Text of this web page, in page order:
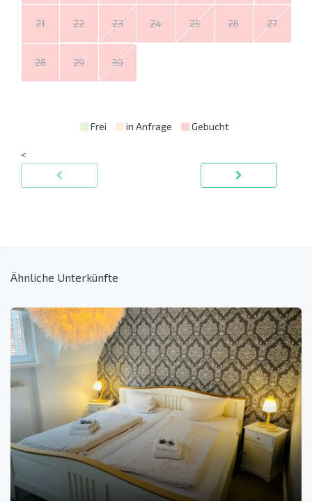
21 22 23 24 25 26 27
28 29 30
Frei in Anfrage Gebucht
<
Ähnliche Unterkünfte